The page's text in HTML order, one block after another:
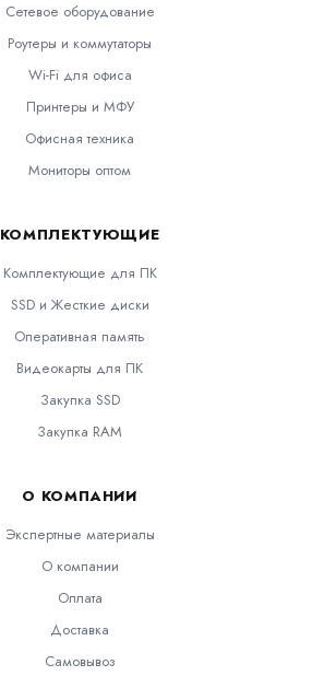
Сетевое оборудование
Роутеры и коммутаторы
Wi-Fi для офиса
Принтеры и МФУ
Офисная техника
Мониторы оптом
КОМПЛЕКТУЮЩИЕ
Комплектующие для ПК
SSD и Жесткие диски
Оперативная память
Видеокарты для ПК
Закупка SSD
Закупка RAM
О КОМПАНИИ
Экспертные материалы
О компании
Оплата
Доставка
Самовывоз